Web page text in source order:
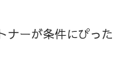
ナーが条件にぴった